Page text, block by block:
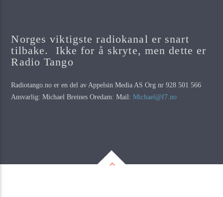
Norges viktigste radiokanal er snart
tilbake. Ikke for å skryte, men dette er
Radio Tango
Radiotango.no er en del av Appelsin Media AS Org nr 928 501 566
Ansvarlig: Michael Breines Oredam: Mail:Michael@f7.no